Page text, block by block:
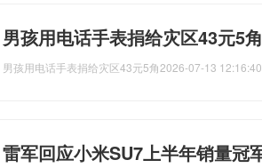
男孩用电话手表捐给灾区43元5
男孩用电话手表捐给灾区43元5角2026-07-13 12:16:40
雷军回应小米SU7上半年销量冠